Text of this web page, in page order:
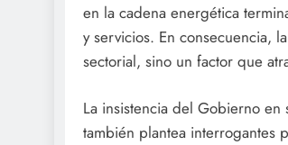
en la cadena energética
y servicios. En consecuencia,
sectorial, sino un factor que
La insistencia del Gobierno
también plantea interrogantes